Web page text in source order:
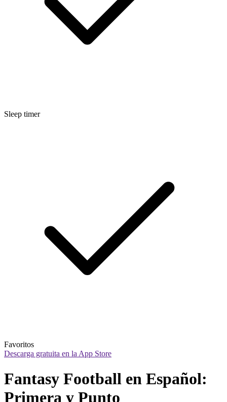
Sleep timer
Favoritos
Descarga gratuita en la App Store
Fantasy Football en Español:
Primera y Punto